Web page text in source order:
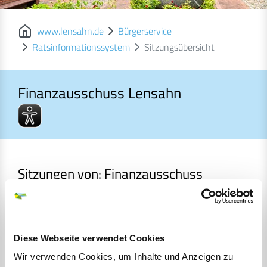
Diese Webseite verwendet Cookies
Wir verwenden Cookies, um Inhalte und Anzeigen zu
www.lensahn.de
Bürgerservice
Ratsinformationssystem
Sitzungsübersicht
Finanzausschuss Lensahn
Finanzausschuss Lensahn
Sitzungen von: Finanzausschuss
Lensahn
26.08.2026 19:00 -
21:00
Sitzung des Finanzausschusses
Lensahn TO